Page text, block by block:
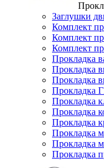
Заглушки
Комплект
Комплект
Комплект
Прокладка
Прокладка
Прокладка
Прокладка
Прокладка
Прокладка
Прокладка
Прокладка
Прокладка
Прокладка